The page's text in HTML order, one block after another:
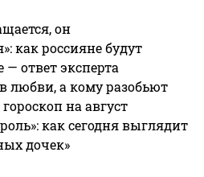
он
как россияне будут
— ответ эксперта
любви, а кому разобьют
на август
как сегодня выглядит
дочек»